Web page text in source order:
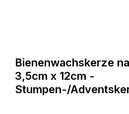
Bienenwachskerze
3,5cm x 12cm -
Stumpen-/